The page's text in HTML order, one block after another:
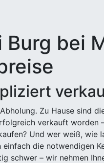
bei
Zu Hause sind
verkauft worden
Und wer weiß, wie
die notwendigen
schwer – wir nehmen